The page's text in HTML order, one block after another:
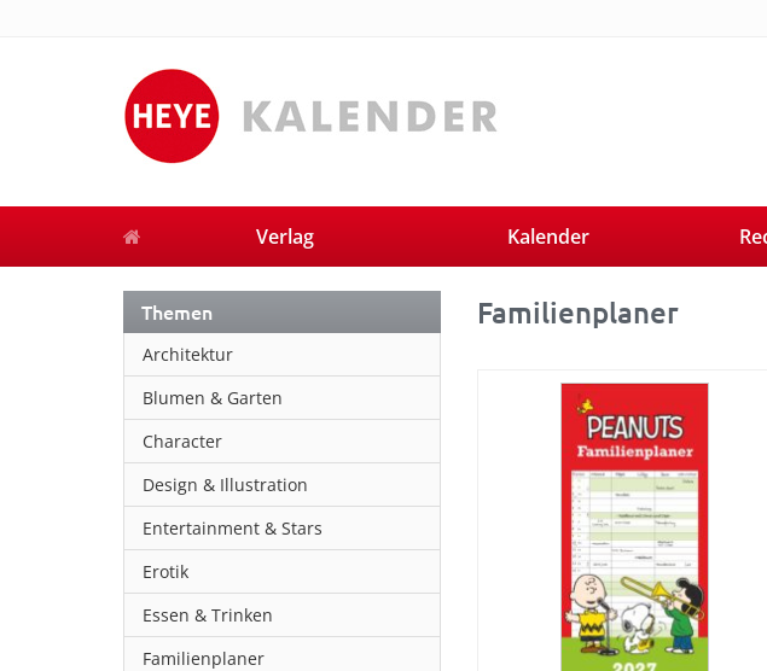
Verlag Kalender
Themen
Architektur
Blumen & Garten
Character
Design & Illustration
Entertainment & Stars
Erotik
Essen & Trinken
Familienplaner
Familienplaner